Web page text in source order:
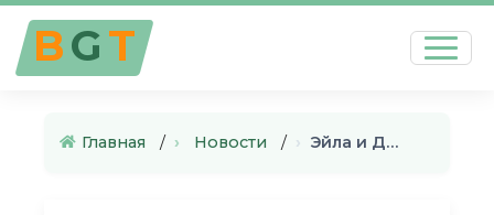
BGT
Главная › Новости › Эйла и Далёкий Свет — фотогра…